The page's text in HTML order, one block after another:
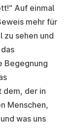
Auf einmal
mehr für
zu sehen und
Begegnung
dem, der in
Menschen,
was uns